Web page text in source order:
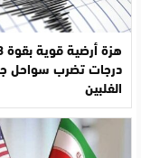
درجات تضرب سواحل
الفلبين